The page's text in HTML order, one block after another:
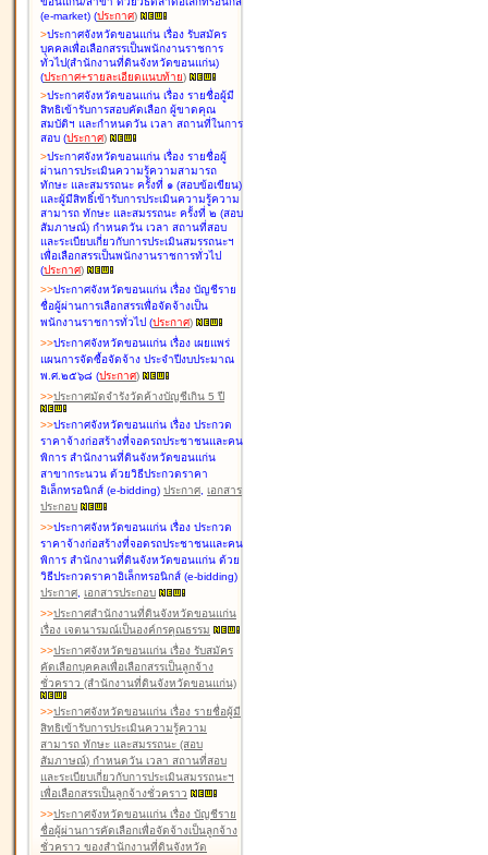
(e-market) (ประกาศ)
>ประกาศจังหวัดขอนแก่น เรื่อง รับสมัคร
บุคคลเพื่อเลือกสรรเป็นพนักงานราชการ
ทั่วไป(สำนักงานที่ดินจังหวัดขอนแก่น)
(ประกาศ+รายละเอียดแนบท้าย)
>ประกาศจังหวัดขอนแก่น เรื่อง รายชื่อผู้มี
สิทธิเข้ารับการสอบคัดเลือก ผู้ขาดคุณ
สมบัติฯ และกำหนดวัน เวลา สถานที่ในการ
สอบ (ประกาศ)
>ประกาศจังหวัดขอนแก่น เรื่อง รายชื่อผู้
ผ่านการประเมินความรู้ความสามารถ
ทักษะ และสมรรถนะ ครั้งที่ ๑ (สอบข้อเขียน)
และผู้มีสิทธิ์เข้ารับการประเมินความรู้ความ
สามารถ ทักษะ และสมรรถนะ ครั้งที่ ๒ (สอบ
สัมภาษณ์) กำหนดวัน เวลา สถานที่สอบ
และระเบียบเกี่ยวกับการประเมินสมรรถนะฯ
เพื่อเลือกสรรเป็นพนักงานราชการทั่วไป
(ประกาศ)
>>ประกาศจังหวัดขอนแก่น เรื่อง บัญชีราย
ชื่อผู้ผ่านการเลือกสรรเพื่อจัดจ้างเป็น
พนักงานราชการทั่วไป (ประกาศ)
>>ประกาศจังหวัดขอนแก่น เรื่อง เผยแพร่
แผนการจัดซื้อจัดจ้าง ประจำปีงบประมาณ
พ.ศ.๒๕๖๘ (ประกาศ)
>>ประกาศมัดจำรังวัดค้างบัญชีเกิน 5 ปี
>>ประกาศจังหวัดขอนแก่น เรื่อง ประกวด
ราคาจ้างก่อสร้างที่จอดรถประชาชนและคน
พิการ สำนักงานที่ดินจังหวัดขอนแก่น
สาขากระนวน ด้วยวิธีประกวดราคา
อิเล็กทรอนิกส์ (e-bidding) ประกาศ, เอกสาร
ประกอบ
>>ประกาศจังหวัดขอนแก่น เรื่อง ประกวด
ราคาจ้างก่อสร้างที่จอดรถประชาชนและคน
พิการ สำนักงานที่ดินจังหวัดขอนแก่น ด้วย
วิธีประกวดราคาอิเล็กทรอนิกส์ (e-bidding)
ประกาศ, เอกสารประกอบ
>>ประกาศสำนักงานที่ดินจังหวัดขอนแก่น
เรื่อง เจตนารมณ์เป็นองค์กรคุณธรรม
>>ประกาศจังหวัดขอนแก่น เรื่อง รับสมัคร
คัดเลือกบุคคลเพื่อเลือกสรรเป็นลูกจ้าง
ชั่วคราว (สำนักงานที่ดินจังหวัดขอนแก่น)
>>ประกาศจังหวัดขอนแก่น เรื่อง รายชื่อผู้มี
สิทธิเข้ารับการประเมินความรู้ความ
สามารถ ทักษะ และสมรรถนะ (สอบ
สัมภาษณ์) กำหนดวัน เวลา สถานที่สอบ
และระเบียบเกี่ยวกับการประเมินสมรรถนะฯ
เพื่อเลือกสรรเป็นลูกจ้างชั่วคราว
>>ประกาศจังหวัดขอนแก่น เรื่อง บัญชีราย
ชื่อผู้ผ่านการคัดเลือกเพื่อจัดจ้างเป็นลูกจ้าง
ชั่วคราว ของสำนักงานที่ดินจังหวัด